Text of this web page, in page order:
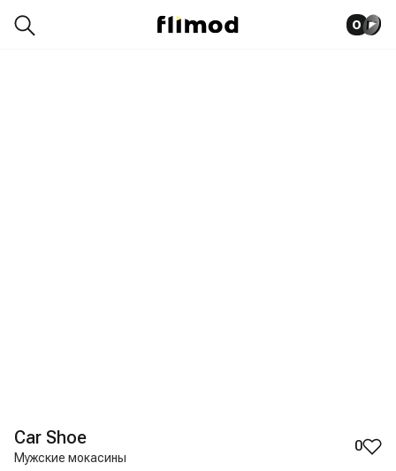
0
Car Shoe
Мужские мокасины
0